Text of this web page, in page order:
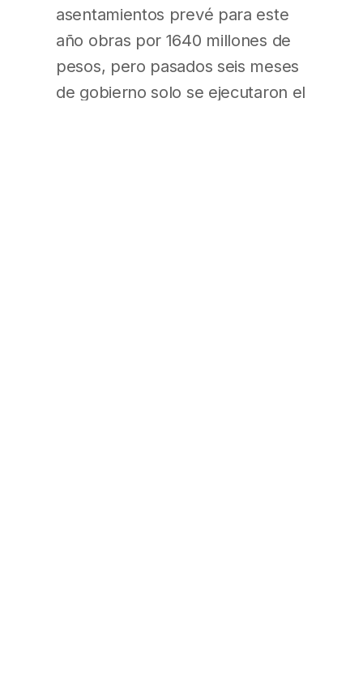
asentamientos prevé para este
año obras por 1640 millones de
pesos, pero pasados seis meses
de gobierno solo se ejecutaron el